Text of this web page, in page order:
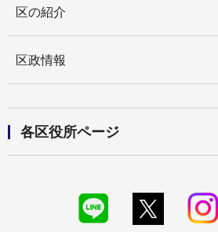
区の紹介
区政情報
各区役所ページ